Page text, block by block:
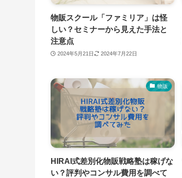
物販スクール「ファミリア」は怪
しい？セミナーから見えた手法と
注意点
2024年5月21日 2024年7月22日
物販
HIRAI式差別化物販戦略塾は稼げな
い？評判やコンサル費用を調べて